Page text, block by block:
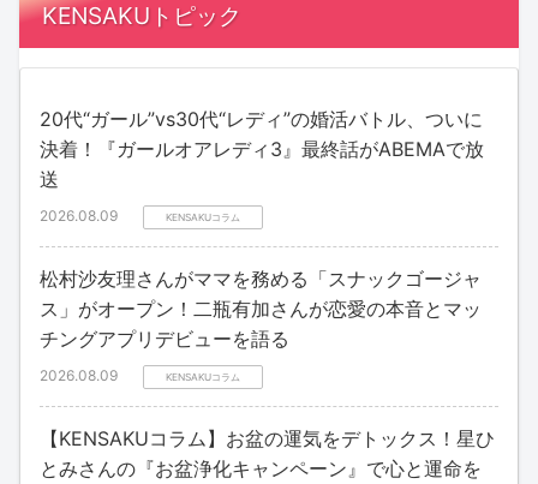
KENSAKUトピック
20代“ガール”vs30代“レディ”の婚活バトル、ついに
決着！『ガールオアレディ3』最終話がABEMAで放
送
2026.08.09 KENSAKUコラム
松村沙友理さんがママを務める「スナックゴージャ
ス」がオープン！二瓶有加さんが恋愛の本音とマッ
チングアプリデビューを語る
2026.08.09 KENSAKUコラム
【KENSAKUコラム】お盆の運気をデトックス！星ひ
とみさんの『お盆浄化キャンペーン』で心と運命を